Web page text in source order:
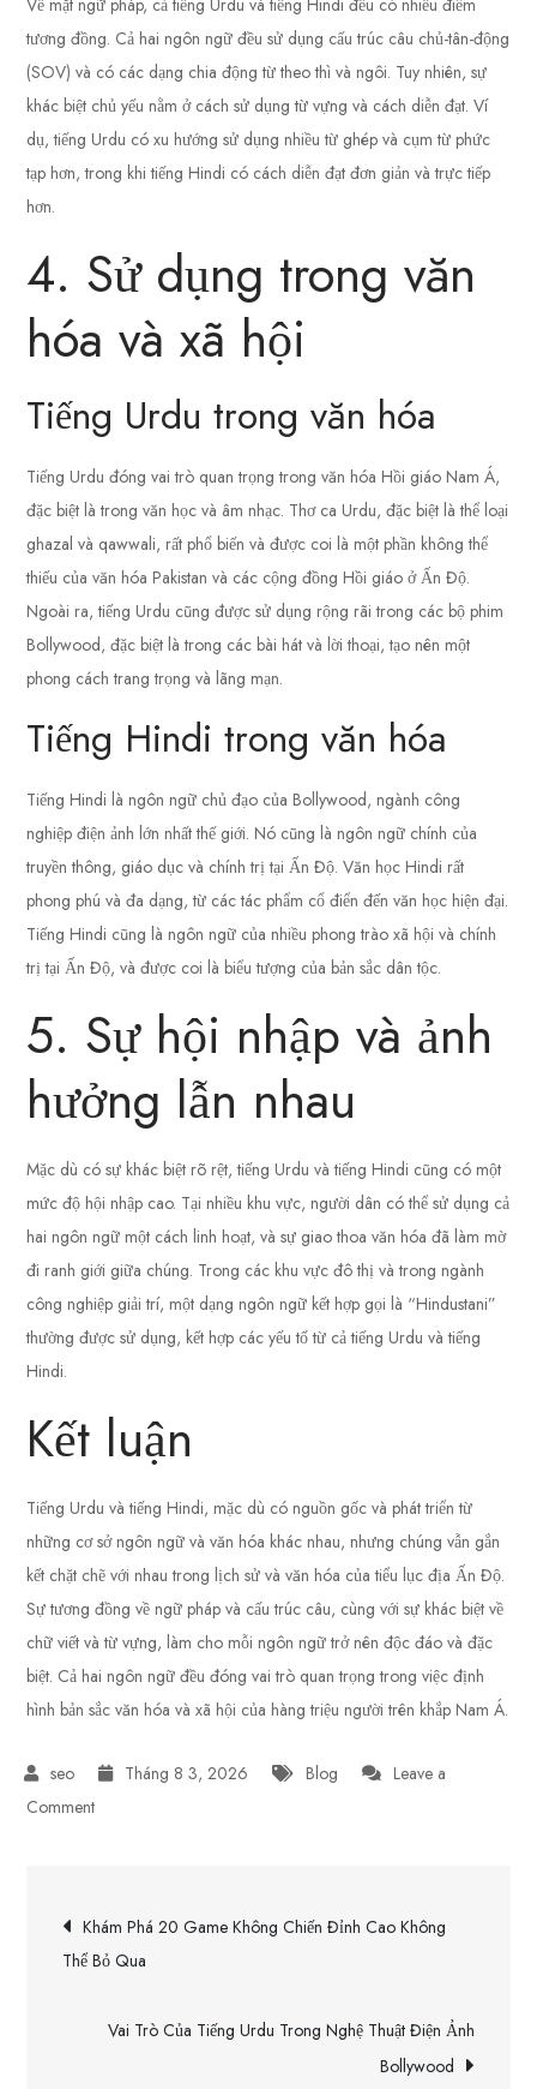
Về mặt ngữ pháp, cả tiếng Urdu và tiếng Hindi đều có nhiều điểm
tương đồng. Cả hai ngôn ngữ đều sử dụng cấu trúc câu chủ-tân-động
(SOV) và có các dạng chia động từ theo thì và ngôi. Tuy nhiên, sự
khác biệt chủ yếu nằm ở cách sử dụng từ vựng và cách diễn đạt. Ví
dụ, tiếng Urdu có xu hướng sử dụng nhiều từ ghép và cụm từ phức
tạp hơn, trong khi tiếng Hindi có cách diễn đạt đơn giản và trực tiếp
hơn.
4. Sử dụng trong văn
hóa và xã hội
Tiếng Urdu trong văn hóa
Tiếng Urdu đóng vai trò quan trọng trong văn hóa Hồi giáo Nam Á,
đặc biệt là trong văn học và âm nhạc. Thơ ca Urdu, đặc biệt là thể loại
ghazal và qawwali, rất phổ biến và được coi là một phần không thể
thiếu của văn hóa Pakistan và các cộng đồng Hồi giáo ở Ấn Độ.
Ngoài ra, tiếng Urdu cũng được sử dụng rộng rãi trong các bộ phim
Bollywood, đặc biệt là trong các bài hát và lời thoại, tạo nên một
phong cách trang trọng và lãng mạn.
Tiếng Hindi trong văn hóa
Tiếng Hindi là ngôn ngữ chủ đạo của Bollywood, ngành công
nghiệp điện ảnh lớn nhất thế giới. Nó cũng là ngôn ngữ chính của
truyền thông, giáo dục và chính trị tại Ấn Độ. Văn học Hindi rất
phong phú và đa dạng, từ các tác phẩm cổ điển đến văn học hiện đại.
Tiếng Hindi cũng là ngôn ngữ của nhiều phong trào xã hội và chính
trị tại Ấn Độ, và được coi là biểu tượng của bản sắc dân tộc.
5. Sự hội nhập và ảnh
hưởng lẫn nhau
Mặc dù có sự khác biệt rõ rệt, tiếng Urdu và tiếng Hindi cũng có một
mức độ hội nhập cao. Tại nhiều khu vực, người dân có thể sử dụng cả
hai ngôn ngữ một cách linh hoạt, và sự giao thoa văn hóa đã làm mờ
đi ranh giới giữa chúng. Trong các khu vực đô thị và trong ngành
công nghiệp giải trí, một dạng ngôn ngữ kết hợp gọi là “Hindustani”
thường được sử dụng, kết hợp các yếu tố từ cả tiếng Urdu và tiếng
Hindi.
Kết luận
Tiếng Urdu và tiếng Hindi, mặc dù có nguồn gốc và phát triển từ
những cơ sở ngôn ngữ và văn hóa khác nhau, nhưng chúng vẫn gắn
kết chặt chẽ với nhau trong lịch sử và văn hóa của tiểu lục địa Ấn Độ.
Sự tương đồng về ngữ pháp và cấu trúc câu, cùng với sự khác biệt về
chữ viết và từ vựng, làm cho mỗi ngôn ngữ trở nên độc đáo và đặc
biệt. Cả hai ngôn ngữ đều đóng vai trò quan trọng trong việc định
hình bản sắc văn hóa và xã hội của hàng triệu người trên khắp Nam Á.
Tháng 8 3, 2026 Blog
Leave a
Commenton
Urdu
Và
Hindi:
Điều
hướng
bài
Khám Phá 20 Game Không Chiến Đỉnh Cao Không
Thể Bỏ Qua
Vai Trò Của Tiếng Urdu Trong Nghệ Thuật Điện Ảnh
Bollywood